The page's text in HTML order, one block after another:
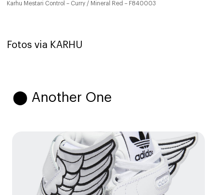
Karhu Mestari Control – Curry / Mineral Red – F840003
Fotos via KARHU
⬤ Another One